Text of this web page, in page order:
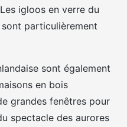
igloos en verre du
particulièrement
sont également
en bois
grandes fenêtres pour
spectacle des aurores